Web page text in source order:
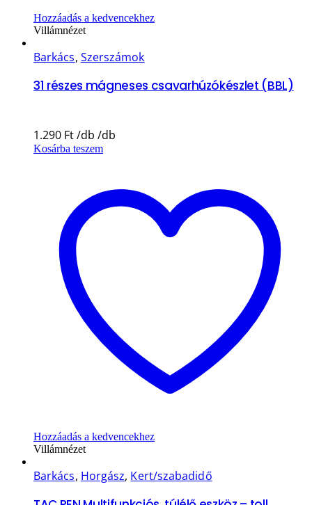
Hozzáadás a kedvencekhez
Villámnézet
Barkács, Szerszámok
31 részes mágneses csavarhúzókészlet (BBL)
1.290 Ft
Kosárba teszem
Hozzáadás a kedvencekhez
Villámnézet
Barkács, Horgász, Kert/szabadidő